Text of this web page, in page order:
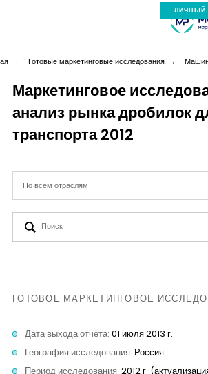
ЛИЧНЫЙ
Компания
Новая реальность
Кейсы
← Готовые маркетинговые исследования ←
Маркетинговое
анализ рынка дробилок
транспорта 2012
По всем отраслям
ГОТОВОЕ МАРКЕТИНГОВОЕ
Дата выхода отчёта: 01 июля 2013 г.
География исследования: Россия
Период исследования: 2012 г.